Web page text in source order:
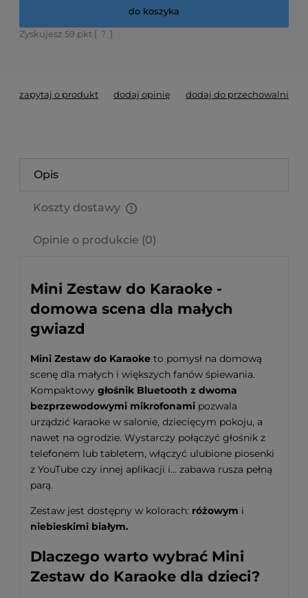
do koszyka
Zyskujesz 59 pkt [ ? ]
zapytaj o produkt dodaj opinię dodaj do przechowalni
Opis
Koszty dostawy
Opinie o produkcie (0)
Mini Zestaw do Karaoke -
domowa scena dla małych
gwiazd
Mini Zestaw do Karaoke to pomysł na domową
scenę dla małych i większych fanów śpiewania.
Kompaktowy głośnik Bluetooth z dwoma
bezprzewodowymi mikrofonami pozwala
urządzić karaoke w salonie, dziecięcym pokoju, a
nawet na ogrodzie. Wystarczy połączyć głośnik z
telefonem lub tabletem, włączyć ulubione piosenki
z YouTube czy innej aplikacji i… zabawa rusza pełną
parą.
Zestaw jest dostępny w kolorach: różowym i
niebieskimi białym.
Dlaczego warto wybrać Mini
Zestaw do Karaoke dla dzieci?